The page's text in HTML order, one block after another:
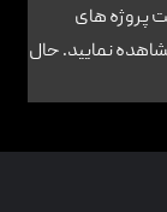
پروژه های
نمایید. حال